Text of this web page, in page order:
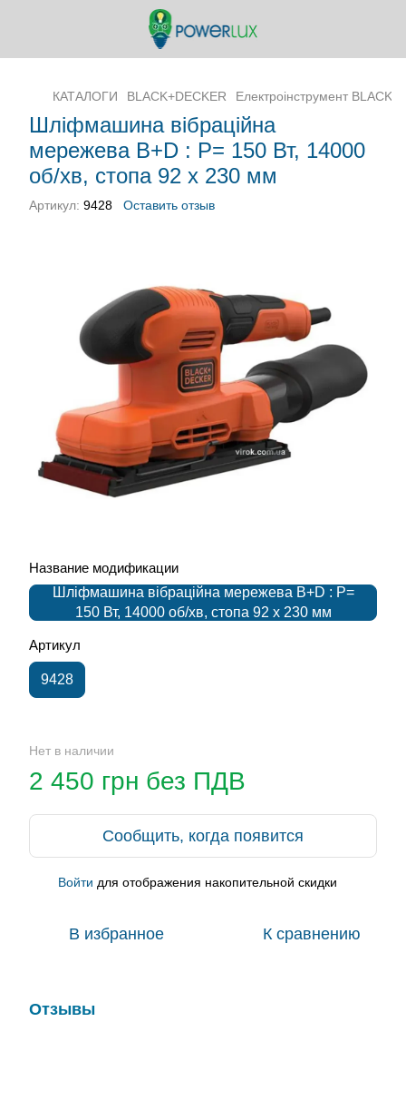
КАТАЛОГИ BLACK+DECKER Електроінструмент
Шліфмашина вібраційна
мережева B+D : P= 150 Вт, 14000
об/хв, стопа 92 х 230 мм
Артикул: 9428 Оставить отзыв
Название модификации
Шліфмашина вібраційна мережева B+D : P=
150 Вт, 14000 об/хв, стопа 92 х 230 мм
Артикул
9428
Нет в наличии
2 450 грн без ПДВ
Сообщить, когда появится
Войти для отображения накопительной скидки
В избранное К сравнению
Отзывы